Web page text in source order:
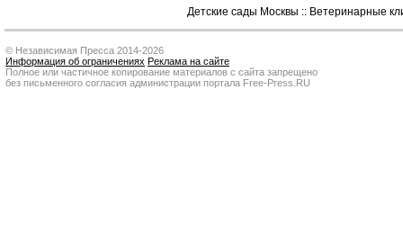
Детские сады Москвы :: Ветеринарные
© Независимая Пресса 2014-2026
Информация об ограничениях Реклама на сайте
Полное или частичное копирование материалов с сайта запрещено
без письменного согласия администрации портала Free-Press.RU